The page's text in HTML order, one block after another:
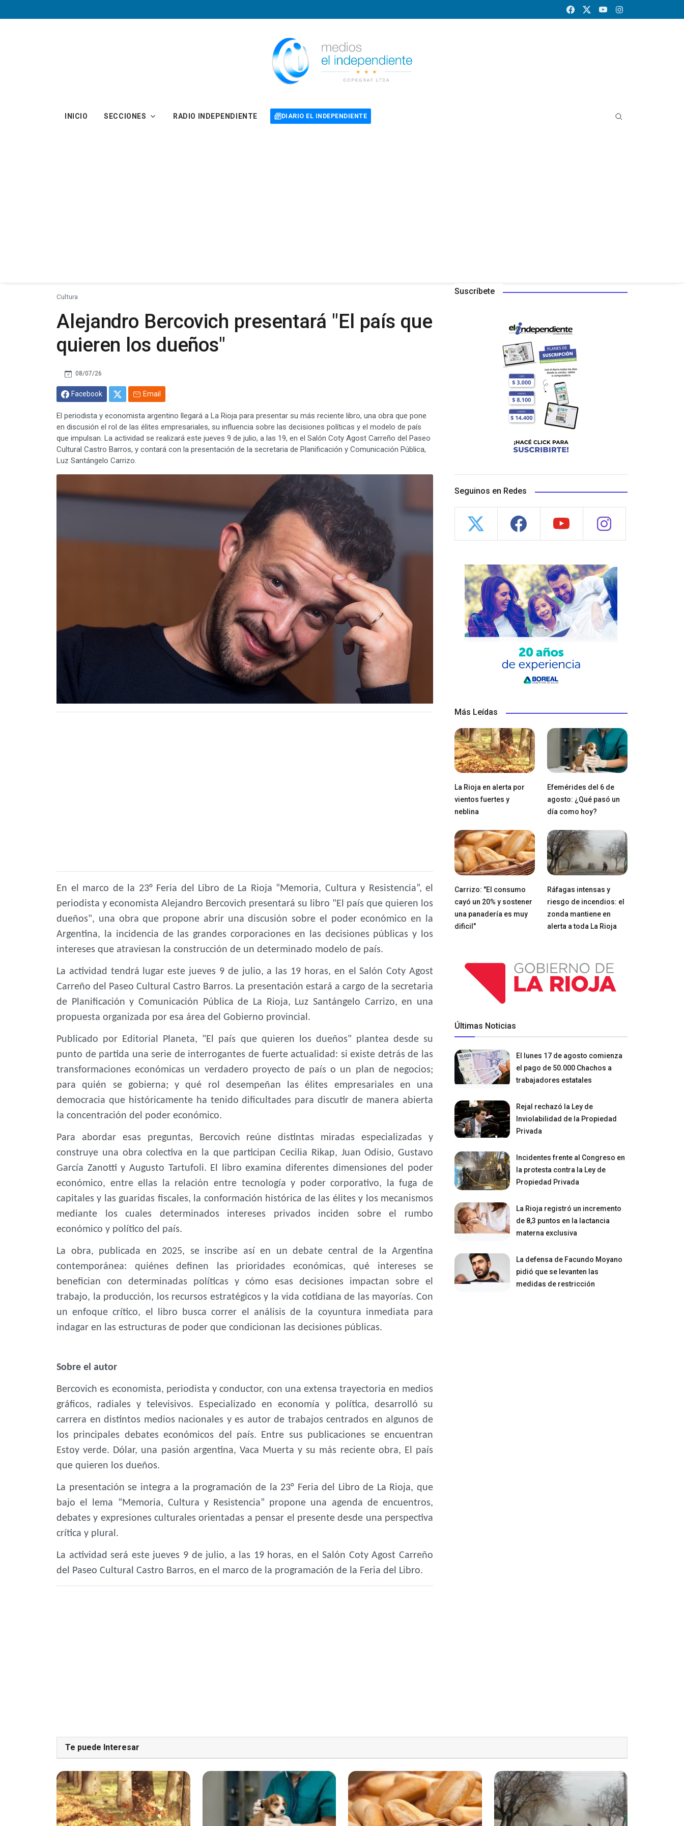
INICIO SECCIONES RADIO INDEPENDIENTE DIARIO EL INDEPENDIENTE
Cultura
Alejandro Bercovich presentará "El país que
quieren los dueños"
08/07/26
Facebook Email
El periodista y economista argentino llegará a La Rioja para presentar su más reciente libro, una obra que pone
en discusión el rol de las élites empresariales, su influencia sobre las decisiones políticas y el modelo de país
que impulsan. La actividad se realizará este jueves 9 de julio, a las 19, en el Salón Coty Agost Carreño del Paseo
Cultural Castro Barros, y contará con la presentación de la secretaria de Planificación y Comunicación Pública,
Luz Santángelo Carrizo.
En el marco de la 23° Feria del Libro de La Rioja “Memoria, Cultura y Resistencia”, el
periodista y economista Alejandro Bercovich presentará su libro "El país que quieren los
dueños", una obra que propone abrir una discusión sobre el poder económico en la
Argentina, la incidencia de las grandes corporaciones en las decisiones públicas y los
intereses que atraviesan la construcción de un determinado modelo de país.
La actividad tendrá lugar este jueves 9 de julio, a las 19 horas, en el Salón Coty Agost
Carreño del Paseo Cultural Castro Barros. La presentación estará a cargo de la secretaria
de Planificación y Comunicación Pública de La Rioja, Luz Santángelo Carrizo, en una
propuesta organizada por esa área del Gobierno provincial.
Publicado por Editorial Planeta, "El país que quieren los dueños" plantea desde su
punto de partida una serie de interrogantes de fuerte actualidad: si existe detrás de las
transformaciones económicas un verdadero proyecto de país o un plan de negocios;
para quién se gobierna; y qué rol desempeñan las élites empresariales en una
democracia que históricamente ha tenido dificultades para discutir de manera abierta
la concentración del poder económico.
Para abordar esas preguntas, Bercovich reúne distintas miradas especializadas y
construye una obra colectiva en la que participan Cecilia Rikap, Juan Odisio, Gustavo
García Zanotti y Augusto Tartufoli. El libro examina diferentes dimensiones del poder
económico, entre ellas la relación entre tecnología y poder corporativo, la fuga de
capitales y las guaridas fiscales, la conformación histórica de las élites y los mecanismos
mediante los cuales determinados intereses privados inciden sobre el rumbo
económico y político del país.
La obra, publicada en 2025, se inscribe así en un debate central de la Argentina
contemporánea: quiénes definen las prioridades económicas, qué intereses se
benefician con determinadas políticas y cómo esas decisiones impactan sobre el
trabajo, la producción, los recursos estratégicos y la vida cotidiana de las mayorías. Con
un enfoque crítico, el libro busca correr el análisis de la coyuntura inmediata para
indagar en las estructuras de poder que condicionan las decisiones públicas.
Sobre el autor
Bercovich es economista, periodista y conductor, con una extensa trayectoria en medios
gráficos, radiales y televisivos. Especializado en economía y política, desarrolló su
carrera en distintos medios nacionales y es autor de trabajos centrados en algunos de
los principales debates económicos del país. Entre sus publicaciones se encuentran
Estoy verde. Dólar, una pasión argentina, Vaca Muerta y su más reciente obra, El país
que quieren los dueños.
La presentación se integra a la programación de la 23° Feria del Libro de La Rioja, que
bajo el lema “Memoria, Cultura y Resistencia” propone una agenda de encuentros,
debates y expresiones culturales orientadas a pensar el presente desde una perspectiva
crítica y plural.
La actividad será este jueves 9 de julio, a las 19 horas, en el Salón Coty Agost Carreño
del Paseo Cultural Castro Barros, en el marco de la programación de la Feria del Libro.
Suscríbete
Seguinos en Redes
Más Leídas
La Rioja en alerta por
vientos fuertes y
neblina
Efemérides del 6 de
agosto: ¿Qué pasó un
día como hoy?
Carrizo: "El consumo
cayó un 20% y sostener
una panadería es muy
dificil"
Ráfagas intensas y
riesgo de incendios: el
zonda mantiene en
alerta a toda La Rioja
Últimas Noticias
El lunes 17 de agosto comienza
el pago de 50.000 Chachos a
trabajadores estatales
Rejal rechazó la Ley de
Inviolabilidad de la Propiedad
Privada
Incidentes frente al Congreso en
la protesta contra la Ley de
Propiedad Privada
La Rioja registró un incremento
de 8,3 puntos en la lactancia
materna exclusiva
La defensa de Facundo Moyano
pidió que se levanten las
medidas de restricción
Te puede Interesar